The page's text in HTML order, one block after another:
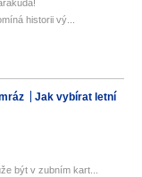
historii vý...
Jak vybírat letní
být v zubním kart...